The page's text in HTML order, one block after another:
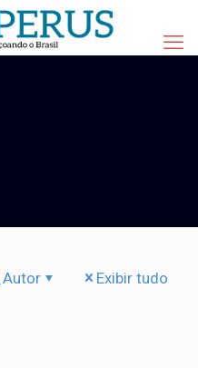
Autor Exibir tudo